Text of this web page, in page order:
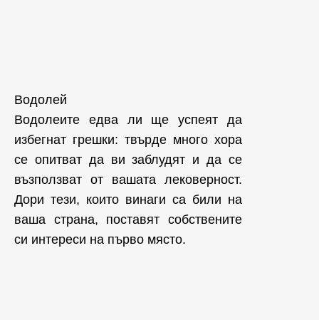
Водолей
Водолеите едва ли ще успеят да
избегнат грешки: твърде много хора
се опитват да ви заблудят и да се
възползват от вашата лековерност.
Дори тези, които винаги са били на
ваша страна, поставят собствените
си интереси на първо място.